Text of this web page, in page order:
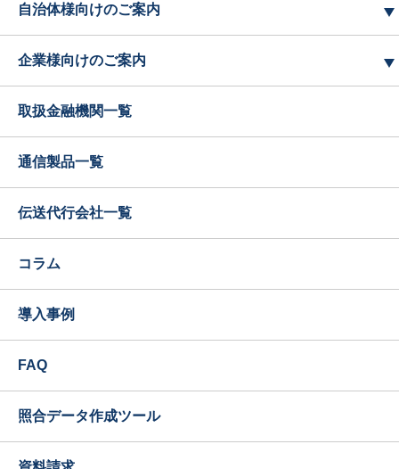
自治体様向けのご案内
企業様向けのご案内
取扱金融機関一覧
通信製品一覧
伝送代行会社一覧
コラム
導入事例
FAQ
照合データ作成ツール